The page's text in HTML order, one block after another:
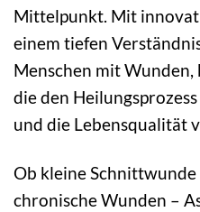
Mittelpunkt. Mit
einem tiefen
Menschen mit Wunden,
die den
und die Lebensqualität
Ob kleine
chronische Wunden –